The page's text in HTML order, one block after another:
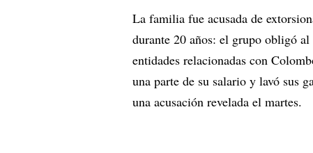
La familia fue acusada de
durante 20 años: el grupo obligó
entidades relacionadas con
una parte de su salario y lavó sus
una acusación revelada el martes.